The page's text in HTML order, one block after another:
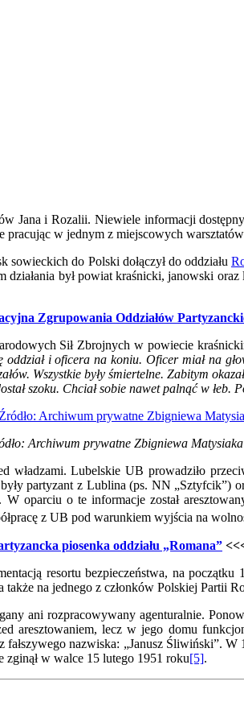
Jana i Rozalii. Niewiele informacji
pracując w jednym z miejscowych warsztatów
do Polski dołączył do oddziału
działania był powiat kraśnicki, janowski
Zgrupowania Oddziałów
Sił Zbrojnych w powiecie
oddział i oficera na koniu. Oficer miał na
Wszystkie były śmiertelne. Zabitym
szoku. Chciał sobie nawet palnąć w
Archiwum prywatne Zbigniewa
władzami. Lubelskie UB prowadziło
partyzant z Lublina (ps. NN „Sztyfcik”)
W oparciu o te informacje został
z UB pod warunkiem wyjścia na
piosenka oddziału „Romana”
resortu bezpieczeństwa, na
na jednego z członków Polskiej Partii
ani rozpracowywany agenturalnie.
aresztowaniem, lecz w jego domu
nazwiska: „Janusz Śliwiński”.
zginął w walce 15 lutego 1951 roku[5].